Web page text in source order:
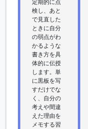
定期的に点
検し、あと
で見直した
ときに自分
の弱点がわ
かるような
書き方を具
体的に伝授
します。単
に黒板を写
すだけでな
く、自分の
考えや間違
えた理由を
メモする習